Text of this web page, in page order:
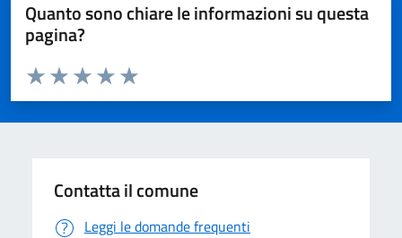
Quanto sono chiare le informazioni su questa
pagina?
Domanda
Valuta da 1 a 5 stelle la pagina
Valuta 5 stelle su 5
Valuta 4 stelle su 5
Valuta 3 stelle su 5
Valuta 2 stelle su 5
Valuta 1 stelle su 5
Contatta il comune
Leggi le domande frequenti